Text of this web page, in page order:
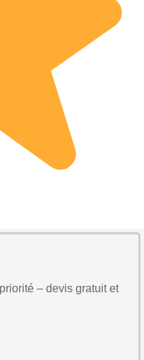
– devis gratuit et